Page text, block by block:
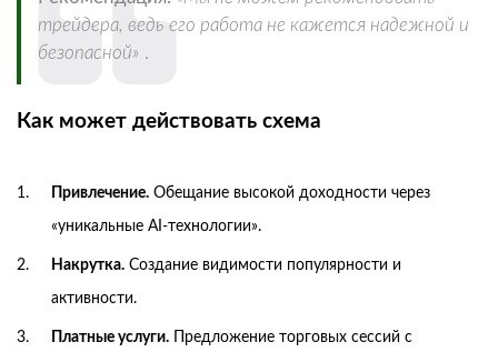
трейдера, ведь его работа не кажется надежной и
безопасной» .
Как может действовать схема
Привлечение. Обещание высокой доходности через
«уникальные AI-технологии».
Накрутка. Создание видимости популярности и
активности.
Платные услуги. Предложение торговых сессий с